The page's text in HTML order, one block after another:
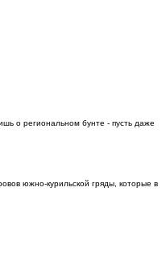
о региональном бунте - пусть даже
южно-курильской гряды, которые в